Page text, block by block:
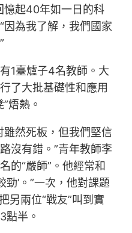
憶起40年如一日的科
因為我了解，我們國家
1臺爐子4名教師。大
了大批基礎性和應用
焐熱。
雖然死板，但我們堅信
沒有錯。”青年教師李
的“嚴師”。他經常和
勁’。”一次，他對課題
另兩位“戰友”叫到實
點半。